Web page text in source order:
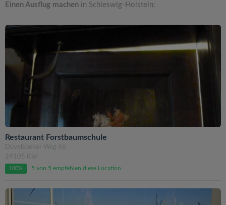
Einen Ausflug machen in Schleswig-Holstein:
Restaurant Forstbaumschule
Düvelsbeker Weg 46
24105 Kiel
100% 5 von 5 empfehlen diese Location